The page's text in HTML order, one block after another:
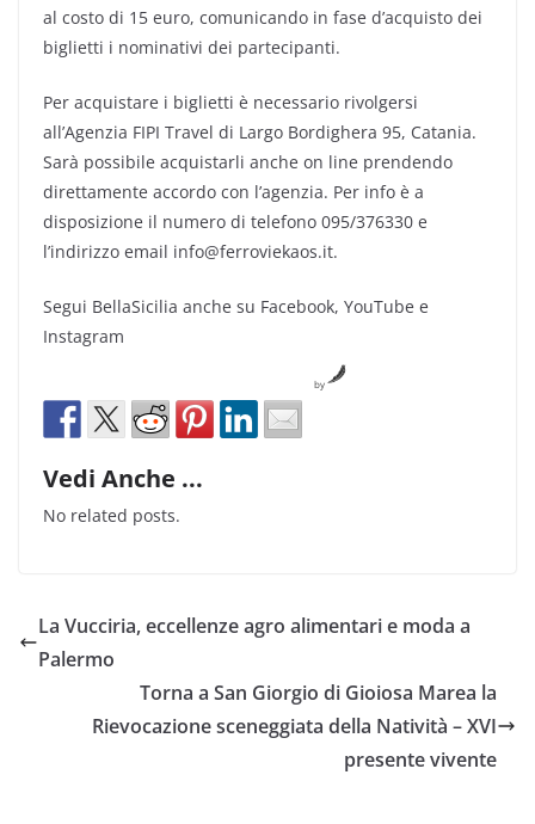
al costo di 15 euro, comunicando in fase d’acquisto dei
biglietti i nominativi dei partecipanti.
Per acquistare i biglietti è necessario rivolgersi
all’Agenzia FIPI Travel di Largo Bordighera 95, Catania.
Sarà possibile acquistarli anche on line prendendo
direttamente accordo con l’agenzia. Per info è a
disposizione il numero di telefono 095/376330 e
l’indirizzo email info@ferroviekaos.it.
Segui BellaSicilia anche su Facebook, YouTube e
Instagram
by
Vedi Anche ...
No related posts.
La Vucciria, eccellenze agro alimentari e moda a
Palermo
Torna a San Giorgio di Gioiosa Marea la
Rievocazione sceneggiata della Natività – XVI
presente vivente